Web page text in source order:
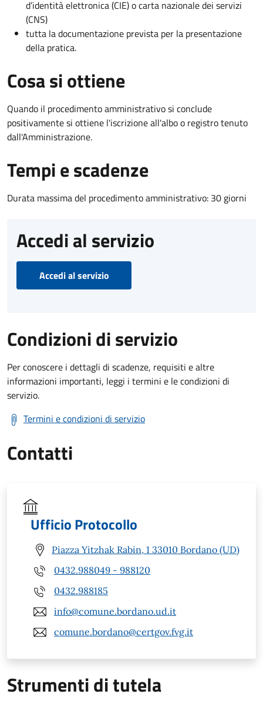
d’identità elettronica (CIE) o carta nazionale dei servizi
(CNS)
tutta la documentazione prevista per la presentazione
della pratica.
Cosa si ottiene
Quando il procedimento amministrativo si conclude
positivamente si ottiene l'iscrizione all'albo o registro tenuto
dall'Amministrazione.
Tempi e scadenze
Durata massima del procedimento amministrativo: 30 giorni
Accedi al servizio
Accedi al servizio
Condizioni di servizio
Per conoscere i dettagli di scadenze, requisiti e altre
informazioni importanti, leggi i termini e le condizioni di
servizio.
Termini e condizioni di servizio
Contatti
Ufficio Protocollo
Piazza Yitzhak Rabin, 1 33010 Bordano (UD)
0432.988049 - 988120
0432.988185
info@comune.bordano.ud.it
comune.bordano@certgov.fvg.it
Strumenti di tutela